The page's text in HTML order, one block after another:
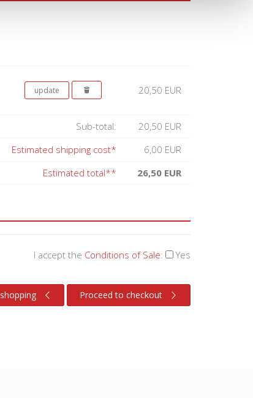
20,50 EUR
Sub-total:
20,50 EUR
Estimated shipping cost*
6,00 EUR
Estimated total**
26,50 EUR
I accept the Conditions of Sale: Yes
Proceed to checkout